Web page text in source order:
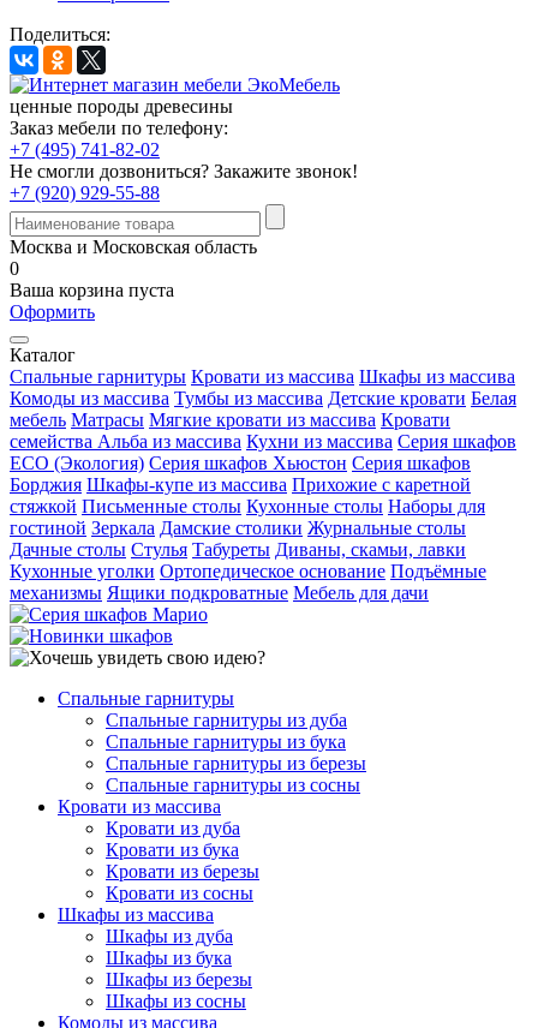
Поделиться:
ценные породы древесины
Заказ мебели по телефону:
+7 (495) 741-82-02
Не смогли дозвониться? Закажите звонок!
+7 (920) 929-55-88
Москва и Московская область
0
Ваша корзина пуста
Оформить
Каталог
Спальные гарнитуры Кровати из массива Шкафы из массива
Комоды из массива Тумбы из массива Детские кровати Белая
мебель Матрасы Мягкие кровати из массива Кровати
семейства Альба из массива Кухни из массива Серия шкафов
ECO (Экология) Серия шкафов Хьюстон Серия шкафов
Борджия Шкафы-купе из массива Прихожие с каретной
стяжкой Письменные столы Кухонные столы Наборы для
гостиной Зеркала Дамские столики Журнальные столы
Дачные столы Стулья Табуреты Диваны, скамьи, лавки
Кухонные уголки Ортопедическое основание Подъёмные
механизмы Ящики подкроватные Мебель для дачи
Спальные гарнитуры
Спальные гарнитуры из дуба
Спальные гарнитуры из бука
Спальные гарнитуры из березы
Спальные гарнитуры из сосны
Кровати из массива
Кровати из дуба
Кровати из бука
Кровати из березы
Кровати из сосны
Шкафы из массива
Шкафы из дуба
Шкафы из бука
Шкафы из березы
Шкафы из сосны
Комоды из массива